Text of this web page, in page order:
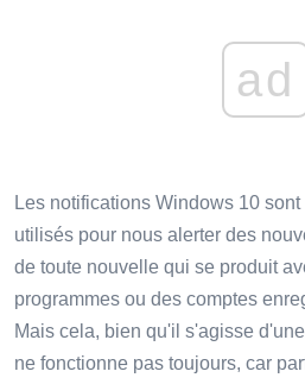
ad
Les notifications Windows 10
utilisés pour nous alerter des
de toute nouvelle qui se produit
programmes ou des comptes
Mais cela, bien qu'il s'agisse
ne fonctionne pas toujours, car